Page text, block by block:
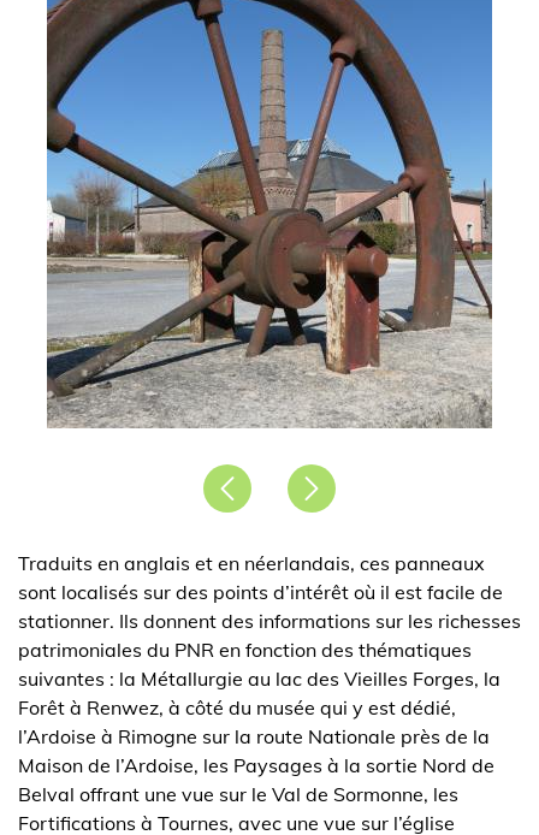
PrécédentSuivant
Traduits en anglais et en néerlandais, ces panneaux
sont localisés sur des points d’intérêt où il est facile de
stationner. Ils donnent des informations sur les richesses
patrimoniales du PNR en fonction des thématiques
suivantes : la Métallurgie au lac des Vieilles Forges, la
Forêt à Renwez, à côté du musée qui y est dédié,
l’Ardoise à Rimogne sur la route Nationale près de la
Maison de l’Ardoise, les Paysages à la sortie Nord de
Belval offrant une vue sur le Val de Sormonne, les
Fortifications à Tournes, avec une vue sur l’église